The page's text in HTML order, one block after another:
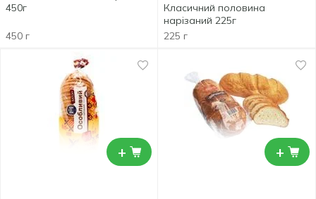
450г
450 г
Класичний половина
нарізаний 225г
225 г
+ +